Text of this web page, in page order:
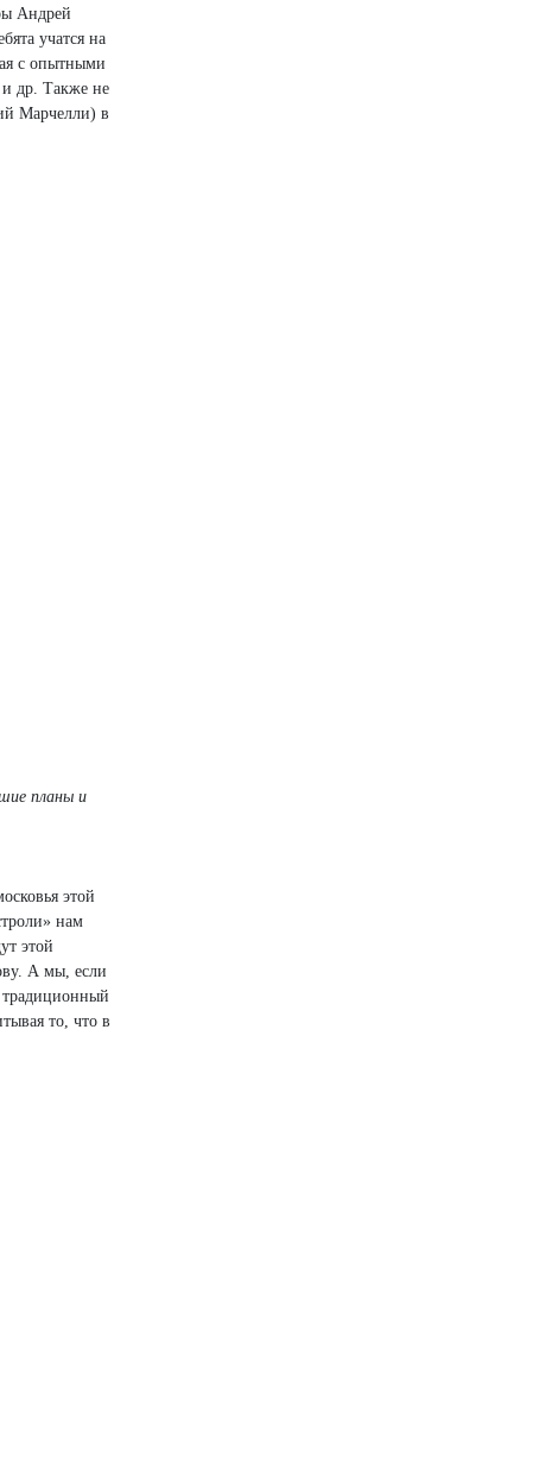
Андрей
учатся на
с опытными
и др. Также не
Марчелли) в
планы и
этой
нам
этой
А мы, если
традиционный
то, что в